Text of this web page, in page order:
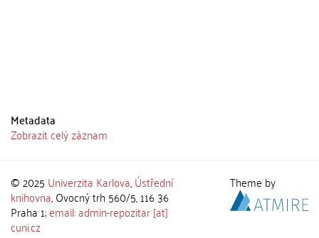
Metadata
Zobrazit celý záznam
© 2025 Univerzita Karlova,Ústřední
knihovna, Ovocný trh 560/5, 116 36
Praha 1;email: admin-repozitar [at]
cuni.cz
Theme by